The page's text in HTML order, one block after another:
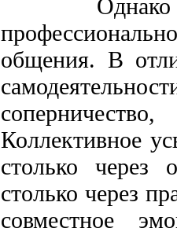
Однако "в
общения. В
Коллективное
столько
столько через
совместное